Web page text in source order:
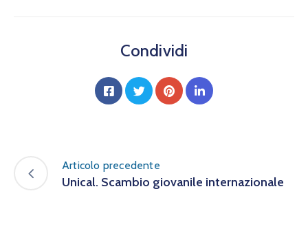
Condividi
Articolo precedente
Unical. Scambio giovanile internazionale